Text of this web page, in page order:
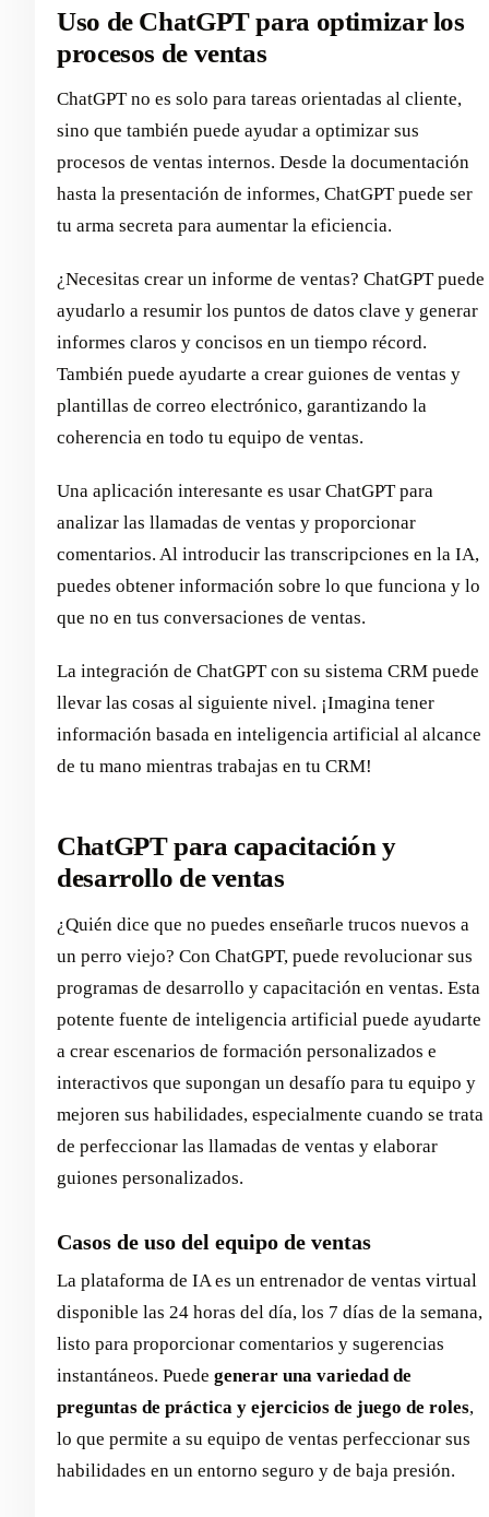
Uso de ChatGPT para optimizar los
procesos de ventas
ChatGPT no es solo para tareas orientadas al cliente,
sino que también puede ayudar a optimizar sus
procesos de ventas internos. Desde la documentación
hasta la presentación de informes, ChatGPT puede ser
tu arma secreta para aumentar la eficiencia.
¿Necesitas crear un informe de ventas? ChatGPT puede
ayudarlo a resumir los puntos de datos clave y generar
informes claros y concisos en un tiempo récord.
También puede ayudarte a crear guiones de ventas y
plantillas de correo electrónico, garantizando la
coherencia en todo tu equipo de ventas.
Una aplicación interesante es usar ChatGPT para
analizar las llamadas de ventas y proporcionar
comentarios. Al introducir las transcripciones en la IA,
puedes obtener información sobre lo que funciona y lo
que no en tus conversaciones de ventas.
La integración de ChatGPT con su sistema CRM puede
llevar las cosas al siguiente nivel. ¡Imagina tener
información basada en inteligencia artificial al alcance
de tu mano mientras trabajas en tu CRM!
ChatGPT para capacitación y
desarrollo de ventas
¿Quién dice que no puedes enseñarle trucos nuevos a
un perro viejo? Con ChatGPT, puede revolucionar sus
programas de desarrollo y capacitación en ventas. Esta
potente fuente de inteligencia artificial puede ayudarte
a crear escenarios de formación personalizados e
interactivos que supongan un desafío para tu equipo y
mejoren sus habilidades, especialmente cuando se trata
de perfeccionar las llamadas de ventas y elaborar
guiones personalizados.
Casos de uso del equipo de ventas
La plataforma de IA es un entrenador de ventas virtual
disponible las 24 horas del día, los 7 días de la semana,
listo para proporcionar comentarios y sugerencias
instantáneos. Puede generar una variedad de
preguntas de práctica y ejercicios de juego de roles,
lo que permite a su equipo de ventas perfeccionar sus
habilidades en un entorno seguro y de baja presión.